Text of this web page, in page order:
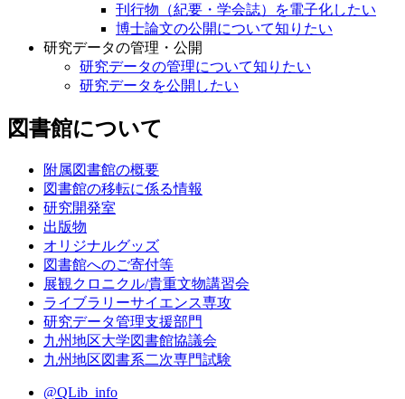
刊行物（紀要・学会誌）を電子化したい
博士論文の公開について知りたい
研究データの管理・公開
研究データの管理について知りたい
研究データを公開したい
図書館について
附属図書館の概要
図書館の移転に係る情報
研究開発室
出版物
オリジナルグッズ
図書館へのご寄付等
展観クロニクル/貴重文物講習会
ライブラリーサイエンス専攻
研究データ管理支援部門
九州地区大学図書館協議会
九州地区図書系二次専門試験
@QLib_info